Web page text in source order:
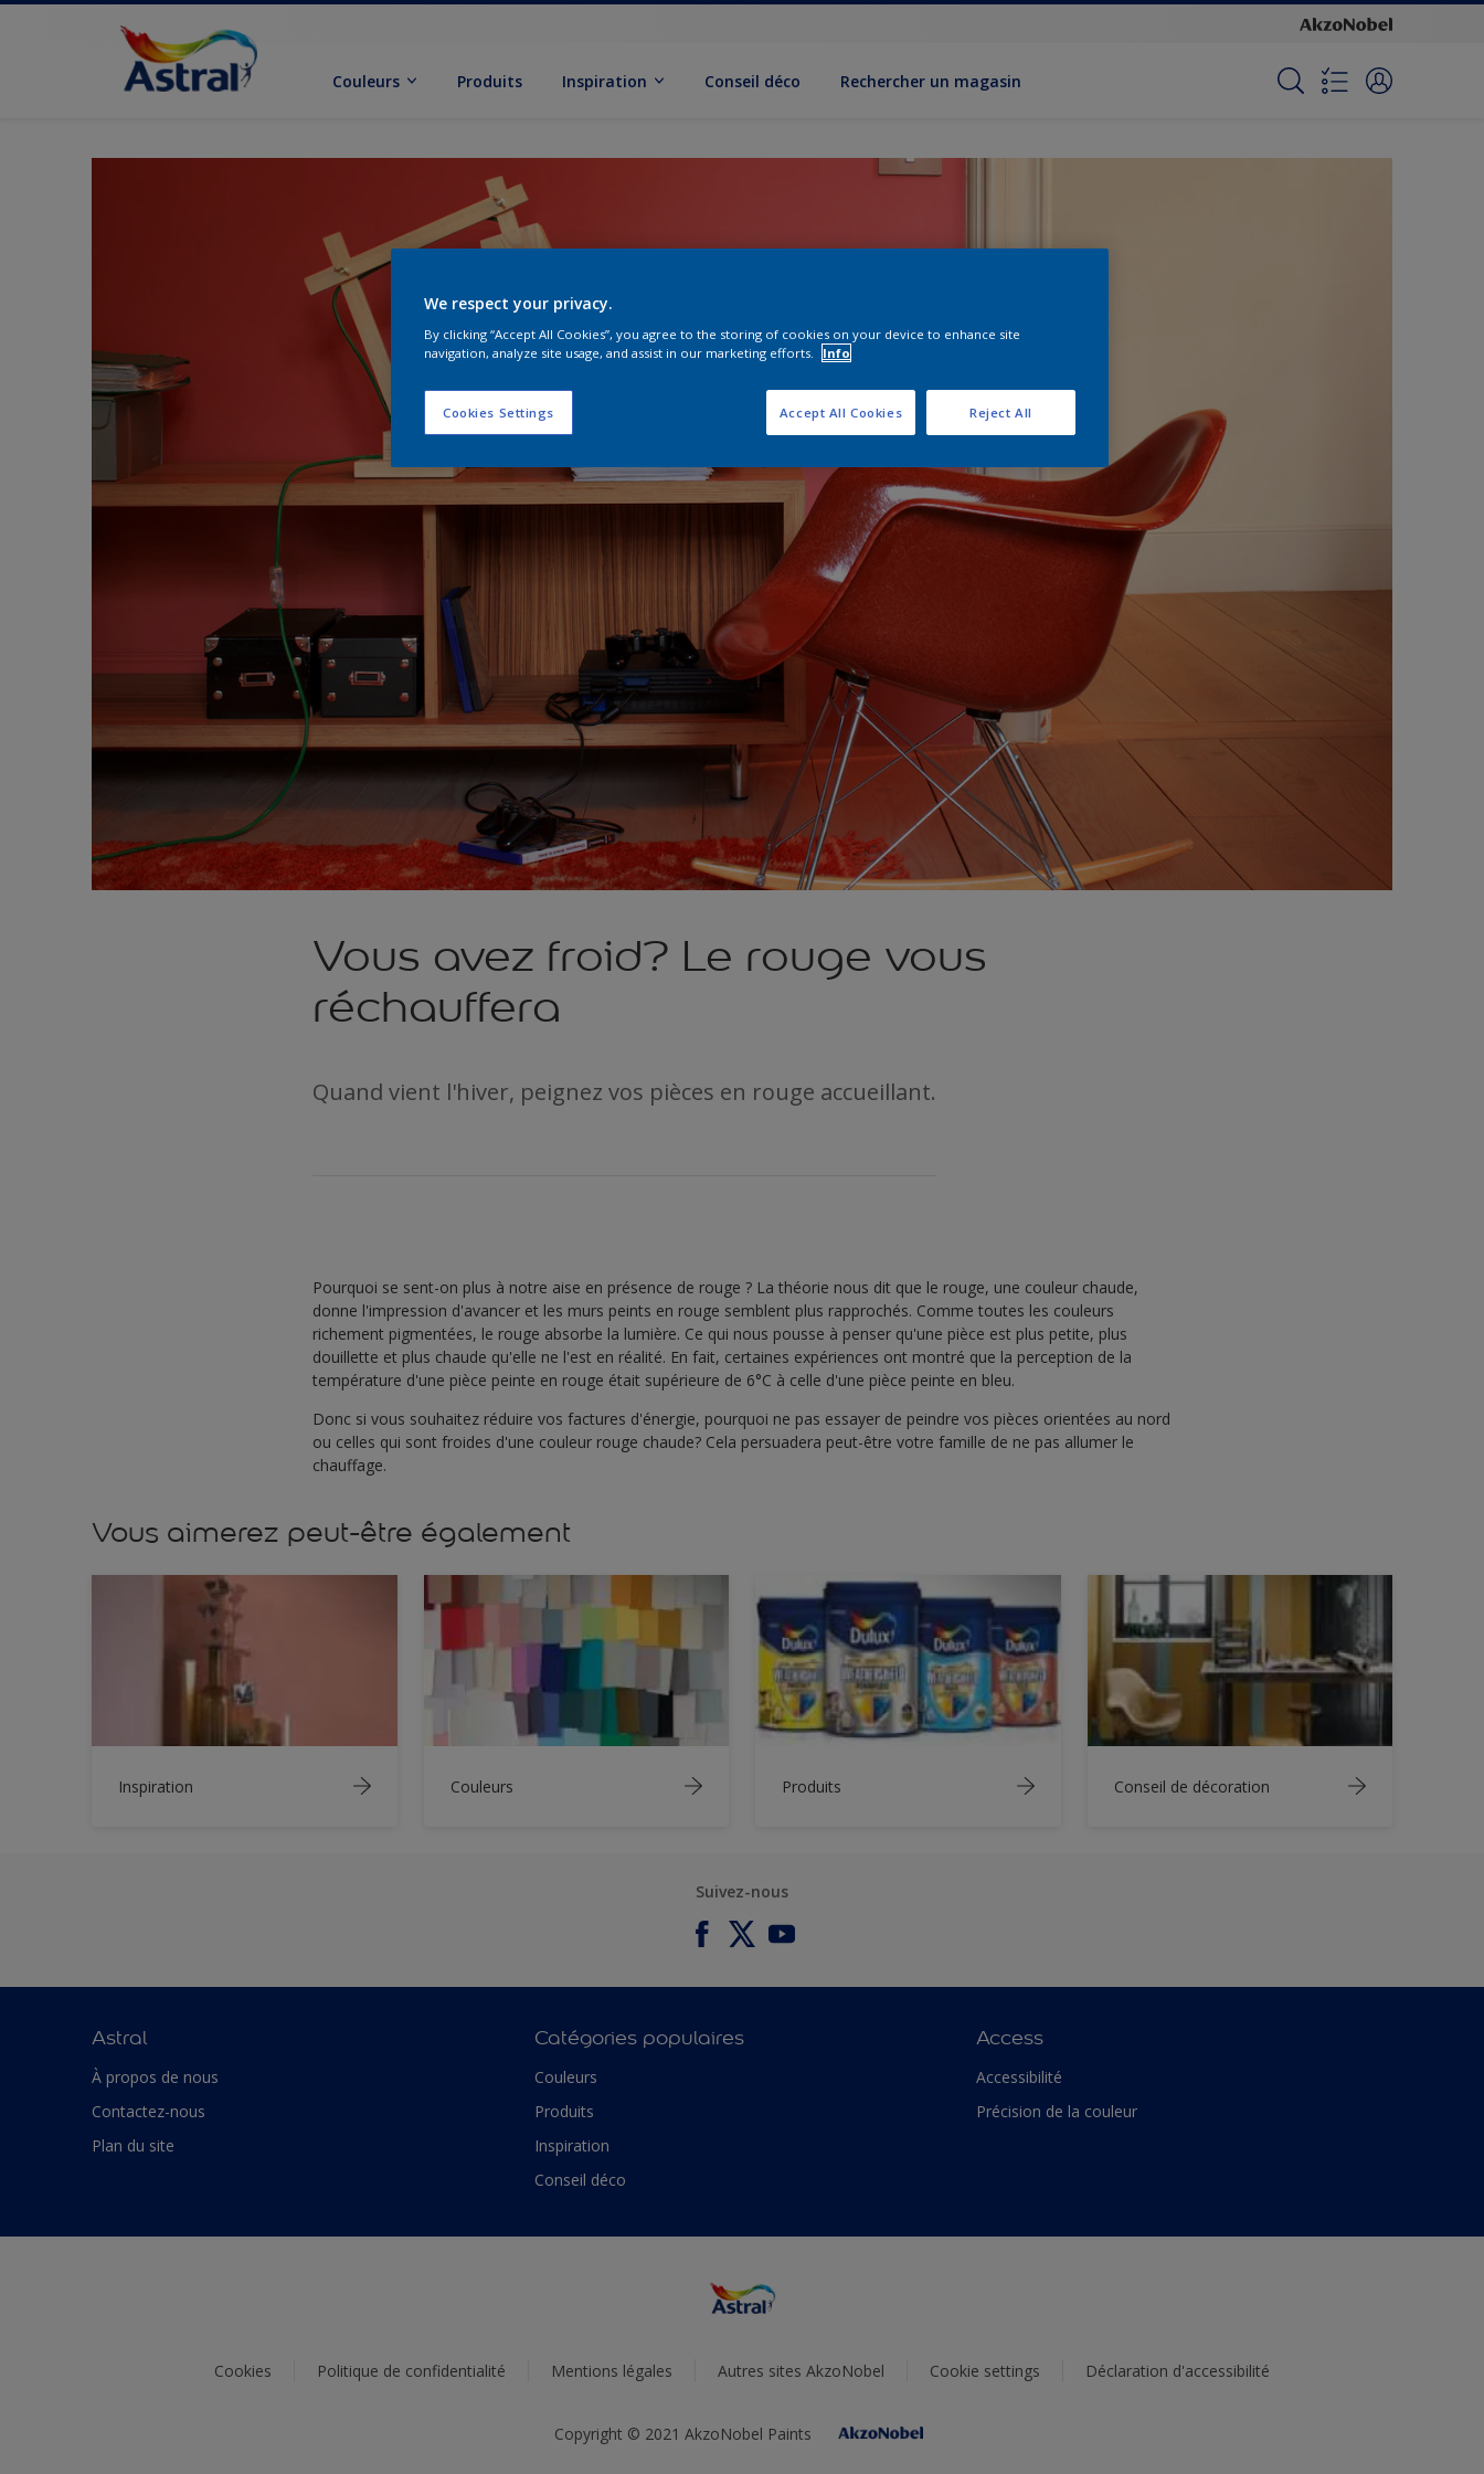
Couleurs Produits Inspiration Conseil déco Rechercher un magasin
Vous avez froid? Le rouge vous
réchauffera
Quand vient l'hiver, peignez vos pièces en rouge accueillant.
Pourquoi se sent-on plus à notre aise en présence de rouge ? La théorie nous dit que le rouge, une couleur chaude,
donne l'impression d'avancer et les murs peints en rouge semblent plus rapprochés. Comme toutes les couleurs
richement pigmentées, le rouge absorbe la lumière. Ce qui nous pousse à penser qu'une pièce est plus petite, plus
douillette et plus chaude qu'elle ne l'est en réalité. En fait, certaines expériences ont montré que la perception de la
température d'une pièce peinte en rouge était supérieure de 6°C à celle d'une pièce peinte en bleu.
Donc si vous souhaitez réduire vos factures d'énergie, pourquoi ne pas essayer de peindre vos pièces orientées au nord
ou celles qui sont froides d'une couleur rouge chaude? Cela persuadera peut-être votre famille de ne pas allumer le
chauffage.
Vous aimerez peut-être également
Inspiration Couleurs Produits Conseil de décoration
Suivez-nous
Astral
À propos de nous
Contactez-nous
Plan du site
Catégories populaires
Couleurs
Produits
Inspiration
Conseil déco
Access
Accessibilité
Précision de la couleur
Cookies Politique de confidentialité Mentions légales Autres sites AkzoNobel Cookie settings Déclaration d'accessibilité
Copyright © 2021 AkzoNobel Paints
We respect your privacy.
By clicking “Accept All Cookies”, you agree to the storing of cookies on your device to enhance site
navigation, analyze site usage, and assist in our marketing efforts.
Info
Cookies Settings Reject All
Accept All Cookies